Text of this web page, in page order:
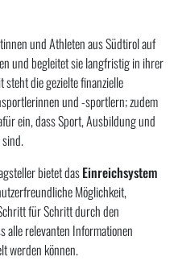
und Athleten aus Südtirol auf
und begleitet sie langfristig in ihrer
die gezielte finanzielle
und -sportlern; zudem
ein, dass Sport, Ausbildung und
bietet dasEinreichsystem
Möglichkeit,
für Schritt durch den
alle relevanten Informationen
werden können.